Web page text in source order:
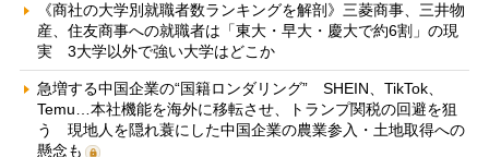
《商社の大学別就職者数ランキングを解剖》三菱商事、三井物
産、住友商事への就職者は「東大・早大・慶大で約6割」の現
実 3大学以外で強い大学はどこか
急増する中国企業の“国籍ロンダリング” SHEIN、TikTok、
Temu…本社機能を海外に移転させ、トランプ関税の回避を狙
う 現地人を隠れ蓑にした中国企業の農業参入・土地取得への
懸念も